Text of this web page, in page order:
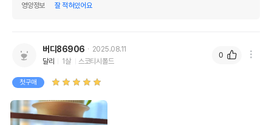
영양정보
잘 적혀있어요
버디86906
2025.08.11
달리
1살 스코티시폴드
첫구매
0